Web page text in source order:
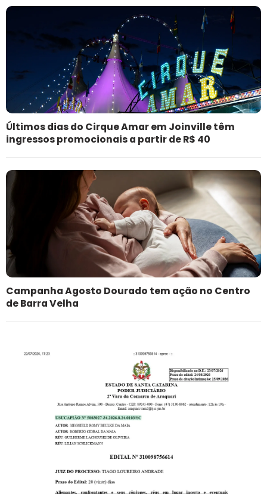
Últimos dias do Cirque Amar em Joinville têm
ingressos promocionais a partir de R$ 40
Campanha Agosto Dourado tem ação no Centro
de Barra Velha